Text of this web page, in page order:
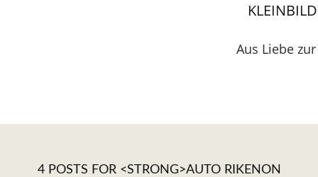
Aus Liebe
4 POSTS FOR <STRONG>AUTO RIKENON